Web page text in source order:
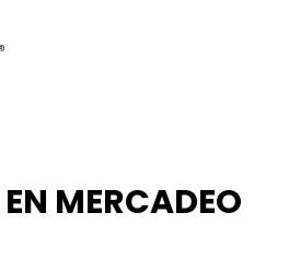
MERCADEO